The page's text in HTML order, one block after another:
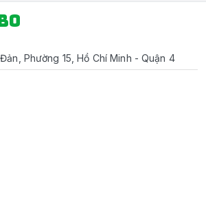
Phường 15, Hồ Chí Minh - Quận 4